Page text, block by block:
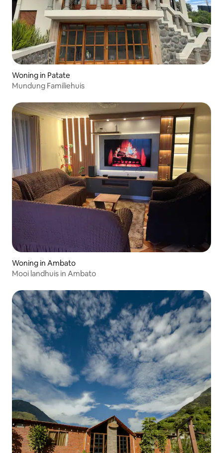
Woning in Patate
Mundung Familiehuis
Woning in Ambato
Mooi landhuis in Ambato